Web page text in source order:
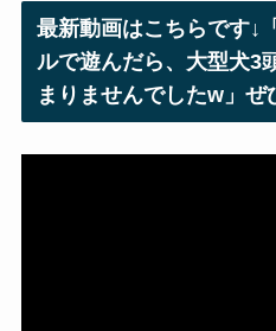
ス
最新動画はこちらです↓
ルで遊んだら、大型犬3
まりませんでしたw」ぜ